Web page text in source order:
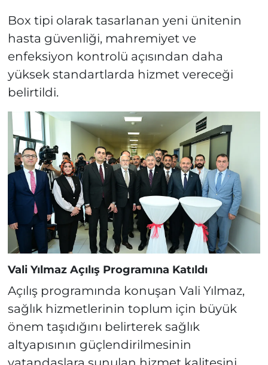
Box tipi olarak tasarlanan yeni ünitenin
hasta güvenliği, mahremiyet ve
enfeksiyon kontrolü açısından daha
yüksek standartlarda hizmet vereceği
belirtildi.
Vali Yılmaz Açılış Programına Katıldı
Açılış programında konuşan Vali Yılmaz,
sağlık hizmetlerinin toplum için büyük
önem taşıdığını belirterek sağlık
altyapısının güçlendirilmesinin